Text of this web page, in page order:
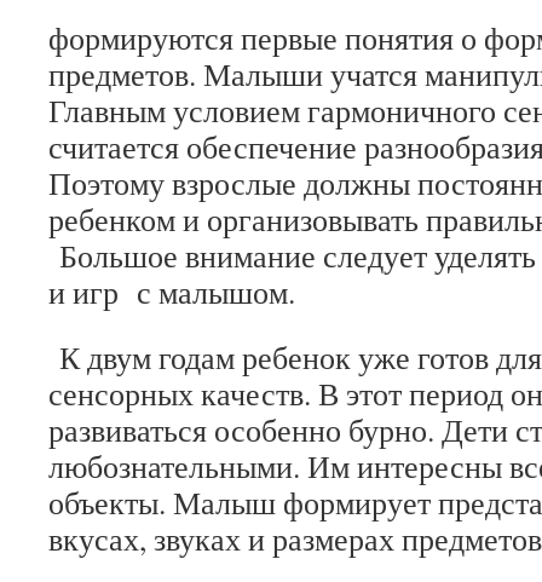
формируются первые понятия о
предметов. Малыши учатся
Главным условием гармоничного
считается обеспечение
Поэтому взрослые должны
ребенком и организовывать
Большое внимание следует
и игр с малышом.
К двум годам ребенок уже готов
сенсорных качеств. В этот период
развиваться особенно бурно. Дети
любознательными. Им интересны
объекты. Малыш формирует
вкусах, звуках и размерах